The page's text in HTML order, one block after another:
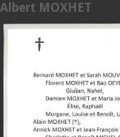
Albert MOXHET